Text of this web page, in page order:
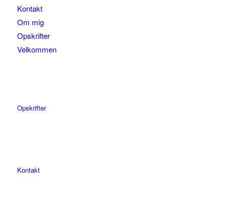
Kontakt
Om mig
Opskrifter
Velkommen
Opskrifter
Kontakt